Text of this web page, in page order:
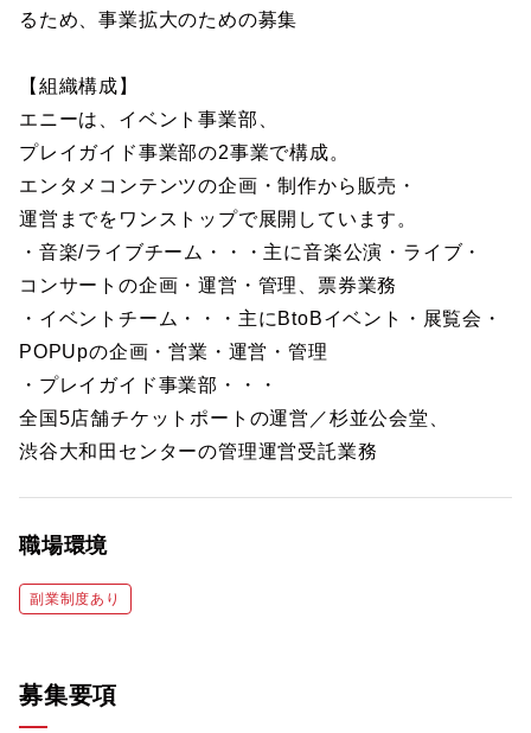
るため、事業拡大のための募集
【組織構成】
エニーは、イベント事業部、
プレイガイド事業部の2事業で構成。
エンタメコンテンツの企画・制作から販売・
運営までをワンストップで展開しています。
・音楽/ライブチーム・・・主に音楽公演・ライブ・
コンサートの企画・運営・管理、票券業務
・イベントチーム・・・主にBtoBイベント・展覧会・
POPUpの企画・営業・運営・管理
・プレイガイド事業部・・・
全国5店舗チケットポートの運営／杉並公会堂、
渋谷大和田センターの管理運営受託業務
職場環境
副業制度あり
募集要項